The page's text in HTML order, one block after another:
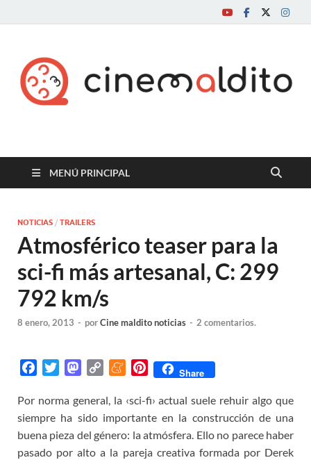
Cine maldito
MENÚ PRINCIPAL
NOTICIAS / TRAILERS
Atmosférico teaser para la
sci-fi más artesanal, C: 299
792 km/s
8 enero, 2013 - porCine maldito noticias - 2 comentarios.
c
e
b
o
i
t
t
e
M
s
t
o
d
p
y
L
i
M
n
e
a
m
P
n
t
e
r
Share
Por norma general, la ‹sci-fi› actual suele rehuir algo que
siempre ha sido importante en la construcción de una
buena pieza del género: la atmósfera. Ello no parece haber
pasado por alto a la pareja creativa formada por Derek